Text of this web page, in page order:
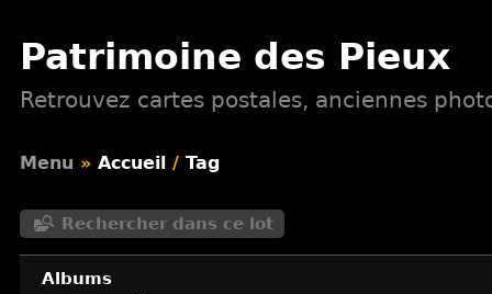
Patrimoine des Pieux
Retrouvez cartes postales, anciennes
Menu » Accueil/ Tag
Rechercher dans ce lot
Albums